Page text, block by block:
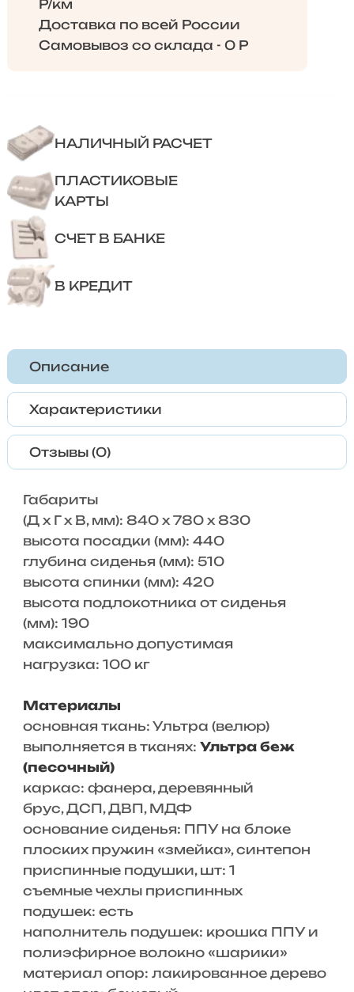
Р/км
Доставка по всей России
Самовывоз со склада - 0 Р
НАЛИЧНЫЙ РАСЧЕТ
ПЛАСТИКОВЫЕ
КАРТЫ
СЧЕТ В БАНКЕ
В КРЕДИТ
Описание
Характеристики
Отзывы (0)
Габариты
(Д x Г х В, мм): 840 x 780 x 830
высота посадки (мм): 440
глубина сиденья (мм): 510
высота спинки (мм): 420
высота подлокотника от сиденья
(мм): 190
максимально допустимая
нагрузка: 100 кг
Материалы
основная ткань: Ультра (велюр)
выполняется в тканях: Ультра беж
(песочный)
каркас: фанера, деревянный
брус, ДСП, ДВП, МДФ
основание сиденья: ППУ на блоке
плоских пружин «змейка», синтепон
приспинные подушки, шт: 1
съемные чехлы приспинных
подушек: есть
наполнитель подушек: крошка ППУ и
полиэфирное волокно «шарики»
материал опор: лакированное дерево